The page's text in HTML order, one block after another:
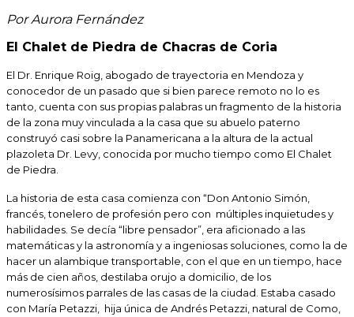
Por Aurora Fernández
El Chalet de Piedra de Chacras de Coria
El Dr. Enrique Roig, abogado de trayectoria en Mendoza y
conocedor de un pasado que si bien parece remoto no lo es
tanto, cuenta con sus propias palabras un fragmento de la historia
de la zona muy vinculada a la casa que su abuelo paterno
construyó casi sobre la Panamericana a la altura de la actual
plazoleta Dr. Levy, conocida por mucho tiempo como El Chalet
de Piedra.
La historia de esta casa comienza con “Don Antonio Simón,
francés, tonelero de profesión pero con múltiples inquietudes y
habilidades. Se decía “libre pensador”, era aficionado a las
matemáticas y la astronomía y a ingeniosas soluciones, como la de
hacer un alambique transportable, con el que en un tiempo, hace
más de cien años, destilaba orujo a domicilio, de los
numerosísimos parrales de las casas de la ciudad. Estaba casado
con María Petazzi, hija única de Andrés Petazzi, natural de Como,